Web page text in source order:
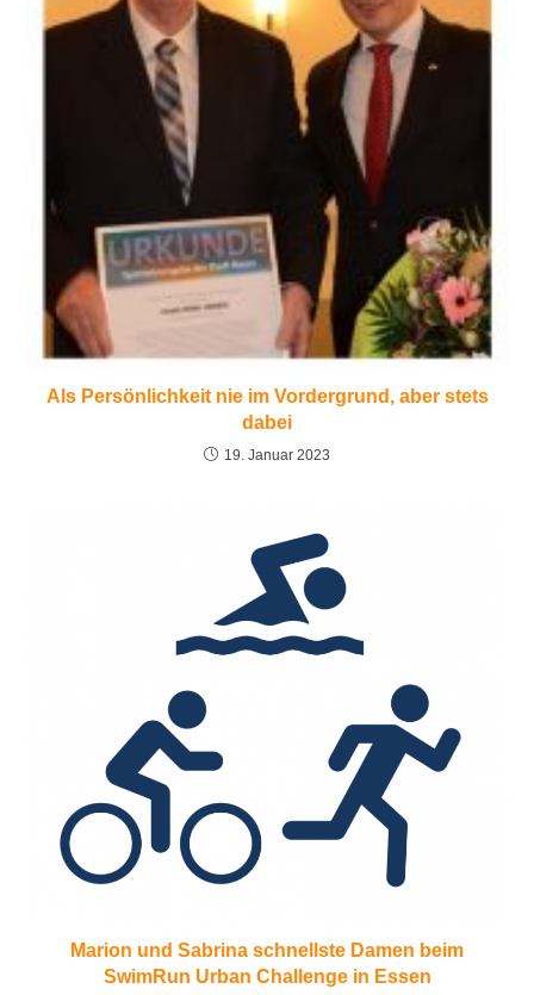
Als Persönlichkeit nie im Vordergrund, aber stets
dabei
19. Januar 2023
Marion und Sabrina schnellste Damen beim
SwimRun Urban Challenge in Essen